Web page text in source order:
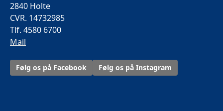
2840 Holte
CVR. 14732985
Tlf. 4580 6700
Mail
Følg os på Facebook Følg os på Instagram